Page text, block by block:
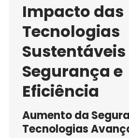
Impacto das
Tecnologias
Segurança e
Eficiência
Aumento da
Tecnologias